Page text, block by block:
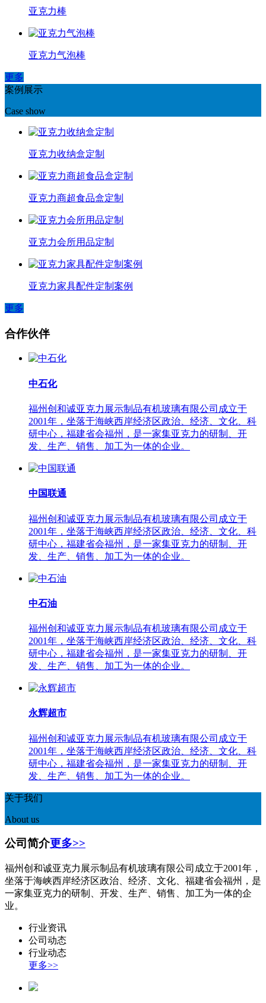
亚克力棒
亚克力气泡棒
更多
案例展示
Case show
亚克力收纳盒定制
亚克力商超食品盒定制
亚克力会所用品定制
亚克力家具配件定制案例
更多
合作伙伴
中石化
福州创和诚亚克力展示制品有机玻璃有限公司成立于
2001年，坐落于海峡西岸经济区政治、经济、文化、科
研中心，福建省会福州，是一家集亚克力的研制、开
发、生产、销售、加工为一体的企业。
中国联通
福州创和诚亚克力展示制品有机玻璃有限公司成立于
2001年，坐落于海峡西岸经济区政治、经济、文化、科
研中心，福建省会福州，是一家集亚克力的研制、开
发、生产、销售、加工为一体的企业。
中石油
福州创和诚亚克力展示制品有机玻璃有限公司成立于
2001年，坐落于海峡西岸经济区政治、经济、文化、科
研中心，福建省会福州，是一家集亚克力的研制、开
发、生产、销售、加工为一体的企业。
永辉超市
福州创和诚亚克力展示制品有机玻璃有限公司成立于
2001年，坐落于海峡西岸经济区政治、经济、文化、科
研中心，福建省会福州，是一家集亚克力的研制、开
发、生产、销售、加工为一体的企业。
关于我们
About us
公司简介更多>>
福州创和诚亚克力展示制品有机玻璃有限公司成立于2001年，
坐落于海峡西岸经济区政治、经济、文化、福建省会福州，是
一家集亚克力的研制、开发、生产、销售、加工为一体的企
业。
行业资讯
公司动态
行业动态
更多>>